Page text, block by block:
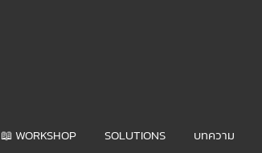
📖 WORKSHOP SOLUTIONS บทความ